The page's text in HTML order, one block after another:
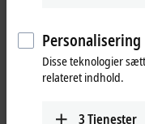
Dec 22, 2022
Liquid mixing
Personalisering
Disse teknologier
relateret indhold.
3Tjenester